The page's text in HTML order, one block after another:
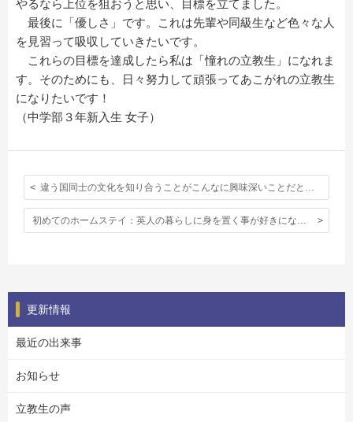
やるなら上位を狙おうと思い、目標を立てました。
最後に「優しさ」です。これは先輩や同級生など色々な人
を見習って吸収していきたいです。
これらの目標を達成したら私は「憧れの立教生」になれま
す。そのためにも、日々努力して頑張ってあこがれの立教生
になりたいです！
（中学部３年新入生 女子）
更新情報
最近の出来事
お知らせ
立教生の声